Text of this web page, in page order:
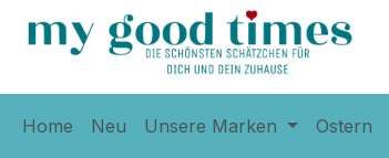
Zur Hauptnavigation springen
Home Neu Unsere Marken Ostern